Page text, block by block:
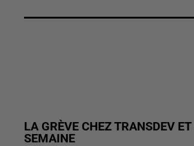
LA GRÈVE CHEZ TRANSDEV
SEMAINE